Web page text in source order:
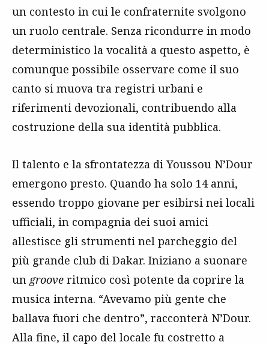
un contesto in cui le confraternite svolgono
un ruolo centrale. Senza ricondurre in modo
deterministico la vocalità a questo aspetto, è
comunque possibile osservare come il suo
canto si muova tra registri urbani e
riferimenti devozionali, contribuendo alla
costruzione della sua identità pubblica.
Il talento e la sfrontatezza di Youssou N’Dour
emergono presto. Quando ha solo 14 anni,
essendo troppo giovane per esibirsi nei locali
ufficiali, in compagnia dei suoi amici
allestisce gli strumenti nel parcheggio del
più grande club di Dakar. Iniziano a suonare
un groove ritmico così potente da coprire la
musica interna. “Avevamo più gente che
ballava fuori che dentro”, racconterà N’Dour.
Alla fine, il capo del locale fu costretto a